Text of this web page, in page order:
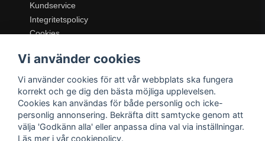
Kundservice
Integritetspolicy
Cookies
SORTIMENT
Dukning & Servering
Inredning
Kök & Matlagning
Belysning
Textil & Mattor
Vi använder cookies
Vi använder cookies för att vår webbplats ska fungera
korrekt och ge dig den bästa möjliga upplevelsen.
Cookies kan användas för både personlig och icke-
personlig annonsering. Bekräfta ditt samtycke genom att
välja 'Godkänn alla' eller anpassa dina val via inställningar.
Läs mer i vår cookiepolicy.